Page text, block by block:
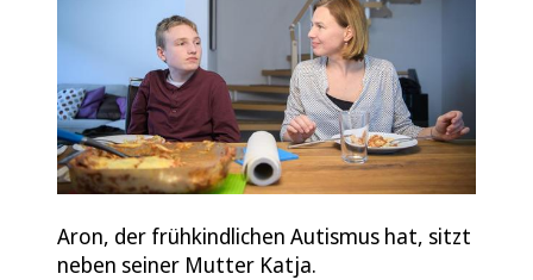
Aron, der frühkindlichen Autismus hat, sitzt
neben seiner Mutter Katja.